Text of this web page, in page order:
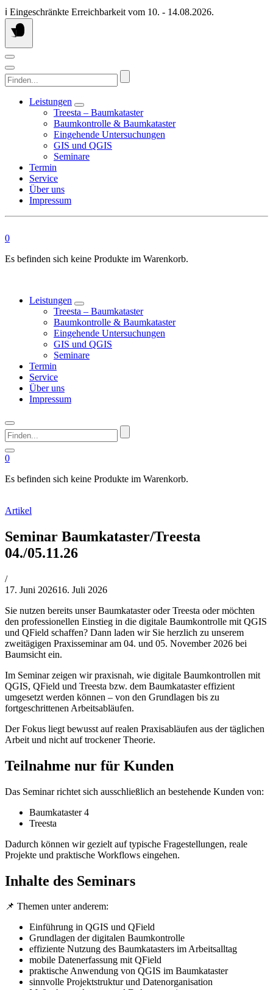
Springen
Sie
zum
ℹ️ Eingeschränkte Erreichbarkeit vom 10. - 14.08.2026.
Finden...
Leistungen
Treesta – Baumkataster
Baumkontrolle & Baumkataster
Eingehende Untersuchungen
GIS und QGIS
Seminare
Termin
Service
Über uns
Impressum
0
Es befinden sich keine Produkte im Warenkorb.
Leistungen
Treesta – Baumkataster
Baumkontrolle & Baumkataster
Eingehende Untersuchungen
GIS und QGIS
Seminare
Termin
Service
Über uns
Impressum
Finden...
0
Es befinden sich keine Produkte im Warenkorb.
Artikel
Seminar Baumkataster/Treesta
04./05.11.26
von
Philipp
/
17. Juni 202616. Juli 2026
Sie nutzen bereits unser Baumkataster oder Treesta oder möchten
den professionellen Einstieg in die digitale Baumkontrolle mit QGIS
und QField schaffen? Dann laden wir Sie herzlich zu unserem
zweitägigen Praxisseminar am 04. und 05. November 2026 bei
Baumsicht ein.
Im Seminar zeigen wir praxisnah, wie digitale Baumkontrollen mit
QGIS, QField und Treesta bzw. dem Baumkataster effizient
umgesetzt werden können – von den Grundlagen bis zu
fortgeschrittenen Arbeitsabläufen.
Der Fokus liegt bewusst auf realen Praxisabläufen aus der täglichen
Arbeit und nicht auf trockener Theorie.
Teilnahme nur für Kunden
Das Seminar richtet sich ausschließlich an bestehende Kunden von:
Baumkataster 4
Treesta
Dadurch können wir gezielt auf typische Fragestellungen, reale
Projekte und praktische Workflows eingehen.
Inhalte des Seminars
📌 Themen unter anderem:
Einführung in QGIS und QField
Grundlagen der digitalen Baumkontrolle
effiziente Nutzung des Baumkatasters im Arbeitsalltag
mobile Datenerfassung mit QField
praktische Anwendung von QGIS im Baumkataster
sinnvolle Projektstruktur und Datenorganisation